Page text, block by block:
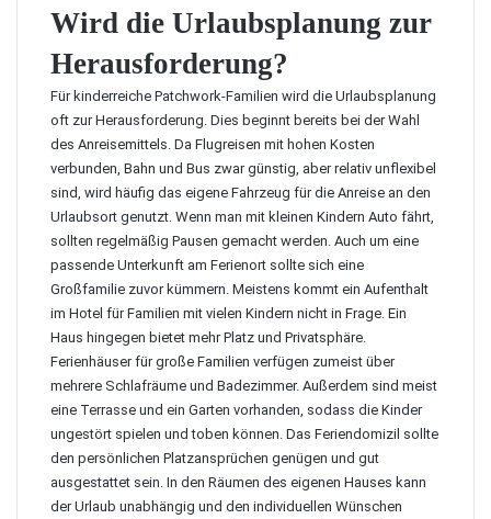
Wird die Urlaubsplanung zur
Herausforderung?
Für kinderreiche Patchwork-Familien wird die Urlaubsplanung
oft zur Herausforderung. Dies beginnt bereits bei der Wahl
des Anreisemittels. Da Flugreisen mit hohen Kosten
verbunden, Bahn und Bus zwar günstig, aber relativ unflexibel
sind, wird häufig das eigene Fahrzeug für die Anreise an den
Urlaubsort genutzt. Wenn man mit kleinen Kindern Auto fährt,
sollten regelmäßig Pausen gemacht werden. Auch um eine
passende Unterkunft am Ferienort sollte sich eine
Großfamilie zuvor kümmern. Meistens kommt ein Aufenthalt
im Hotel für Familien mit vielen Kindern nicht in Frage. Ein
Haus hingegen bietet mehr Platz und Privatsphäre.
Ferienhäuser für große Familien verfügen zumeist über
mehrere Schlafräume und Badezimmer. Außerdem sind meist
eine Terrasse und ein Garten vorhanden, sodass die Kinder
ungestört spielen und toben können. Das Feriendomizil sollte
den persönlichen Platzansprüchen genügen und gut
ausgestattet sein. In den Räumen des eigenen Hauses kann
der Urlaub unabhängig und den individuellen Wünschen